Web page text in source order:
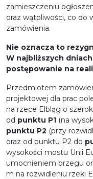
zamieszczeniu
oraz wątpliwości, co do
zamówienia.
Nie oznacza to
W najbliższych
postępowanie na
Przedmiotem
projektowej dla prac
na rzece Elbląg o
od punktu P1 (na
punktu P2 (przy
oraz od punktu P2 do
wysokości mostu Unii
umocnieniem brzegu
m na rozwidleniu rzeki